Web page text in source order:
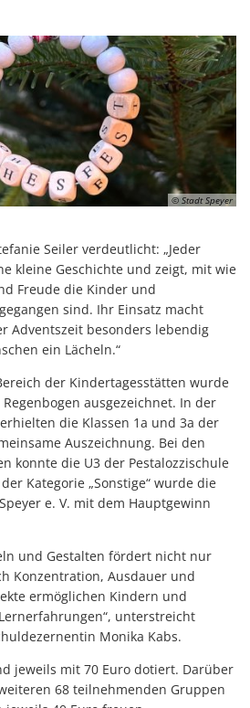
© Stadt Speyer
Seiler verdeutlicht: „Jeder
kleine Geschichte und zeigt, mit wie
Freude die Kinder und
sind. Ihr Einsatz macht
Adventszeit besonders lebendig
ein Lächeln.“
der Kindertagesstätten wurde
ausgezeichnet. In der
die Klassen 1a und 3a der
Auszeichnung. Bei den
konnte die U3 der Pestalozzischule
Kategorie „Sonstige“ wurde die
e. V. mit dem Hauptgewinn
und Gestalten fördert nicht nur
Konzentration, Ausdauer und
ermöglichen Kindern und
unterstreicht
Monika Kabs.
jeweils mit 70 Euro dotiert. Darüber
68 teilnehmenden Gruppen